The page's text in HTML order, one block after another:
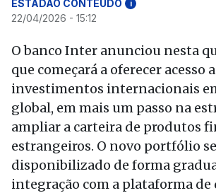
ESTADÃO CONTEÚDO i
22/04/2026 - 15:12
O banco Inter anunciou nesta
que começará a oferecer acesso
investimentos internacionais
global, em mais um passo na
ampliar a carteira de produtos
estrangeiros. O novo portfólio
disponibilizado de forma
integração com a plataforma